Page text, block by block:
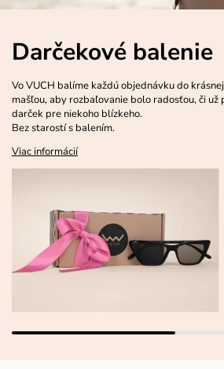
Darčekové balenie
Vo VUCH balíme každú objednávku do
mašľou, aby rozbaľovanie bolo radosťou, či už
darček pre niekoho blízkeho.
Bez starostí s balením.
Viac informácií